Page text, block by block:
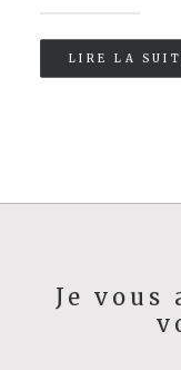
LIRE LA
Je vous